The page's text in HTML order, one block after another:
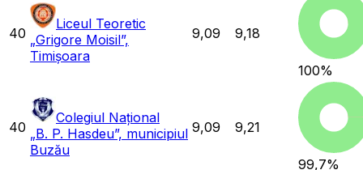
40
Liceul Teoretic
„Grigore Moisil”,
Timișoara
9,09 9,18
100%
40
Colegiul Național
„B. P. Hasdeu”, municipiul
Buzău
9,09 9,21
99,7%